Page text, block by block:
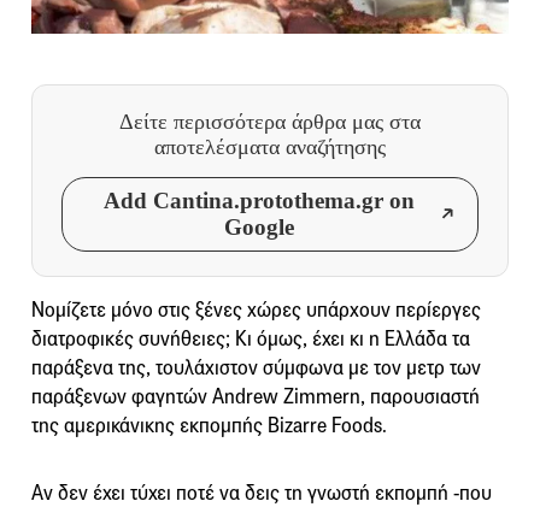
Δείτε περισσότερα άρθρα μας στα
αποτελέσματα αναζήτησης
Add Cantina.protothema.gr on
Google
Νομίζετε μόνο στις ξένες χώρες υπάρχουν περίεργες
διατροφικές συνήθειες; Κι όμως, έχει κι η Ελλάδα τα
παράξενα της, τουλάχιστον σύμφωνα με τον μετρ των
παράξενων φαγητών Andrew Zimmern, παρουσιαστή
της αμερικάνικης εκπομπής Bizarre Foods.
Αν δεν έχει τύχει ποτέ να δεις τη γνωστή εκπομπή -που